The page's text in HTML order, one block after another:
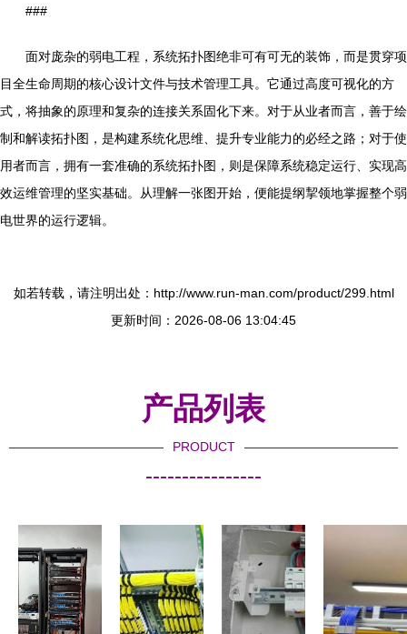
###
面对庞杂的弱电工程，系统拓扑图绝非可有可无的装饰，而是贯穿项
目全生命周期的核心设计文件与技术管理工具。它通过高度可视化的方
式，将抽象的原理和复杂的连接关系固化下来。对于从业者而言，善于绘
制和解读拓扑图，是构建系统化思维、提升专业能力的必经之路；对于使
用者而言，拥有一套准确的系统拓扑图，则是保障系统稳定运行、实现高
效运维管理的坚实基础。从理解一张图开始，便能提纲挈领地掌握整个弱
电世界的运行逻辑。
如若转载，请注明出处：http://www.run-man.com/product/299.html
更新时间：2026-08-06 13:04:45
产品列表
PRODUCT
----------------